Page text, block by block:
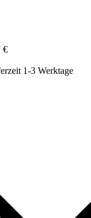
€
1-3 Werktage